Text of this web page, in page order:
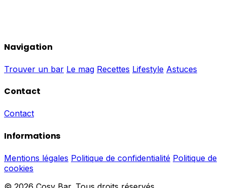
Navigation
Trouver un bar Le mag Recettes Lifestyle Astuces
Contact
Contact
Informations
Mentions légales Politique de confidentialité Politique de
cookies